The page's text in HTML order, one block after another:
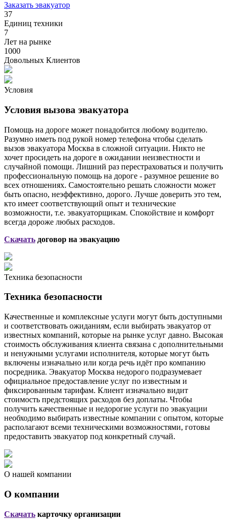
Заказать эвакуатор
37
Единиц техники
7
Лет на рынке
1000
Довольных Клиентов
Условия
Условия вызова эвакуатора
Помощь на дороге может понадобится любому водителю.
Разумно иметь под рукой номер телефона чтобы сделать
вызов эвакуатора Москва в сложной ситуации. Никто не
хочет просидеть на дороге в ожидании неизвестности и
случайной помощи. Лишний раз перестраховаться и получить
профессиональную помощь на дороге - разумное решение во
всех отношениях. Самостоятельно решать сложности может
быть опасно, неэффективно, дорого. Лучше доверить это тем,
кто имеет соответствующий опыт и технические
возможности, т.е. эвакуаторщикам. Спокойствие и комфорт
всегда дороже любых расходов.
Скачать договор на эвакуацию
Техника безопасности
Техника безопасности
Качественные и комплексные услуги могут быть доступными
и соответствовать ожиданиям, если выбирать эвакуатор от
известных компаний, которые на рынке услуг давно. Высокая
стоимость обслуживания клиента связана с дополнительными
и ненужными услугами исполнителя, которые могут быть
включены изначально или когда речь идёт про компанию
посредника. Эвакуатор Москва недорого подразумевает
официальное предоставление услуг по известным и
фиксированным тарифам. Клиент изначально видит
стоимость предстоящих расходов без доплаты. Чтобы
получить качественные и недорогие услуги по эвакуации
необходимо выбирать известные компании с опытом, которые
располагают всеми техническими возможностями, готовы
предоставить эвакуатор под конкретный случай.
О нашей компании
О компании
Скачать карточку организации